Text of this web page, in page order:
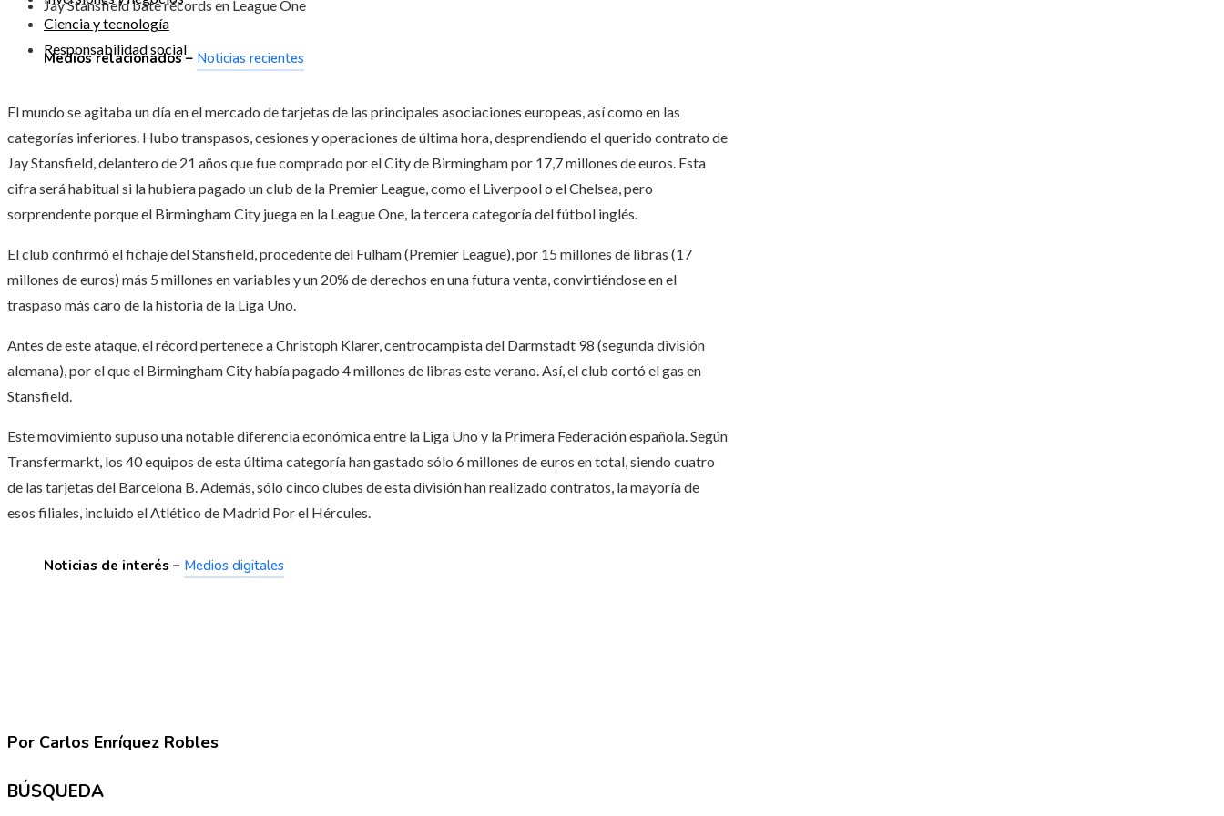
Ciencia y tecnología
Responsabilidad social
Jay Stansfield bate récords en League One
Medios relacionados – Noticias recientes
El mundo se agitaba un día en el mercado de tarjetas de las principales asociaciones europeas, así como en las
categorías inferiores. Hubo transpasos, cesiones y operaciones de última hora, desprendiendo el querido contrato de
Jay Stansfield, delantero de 21 años que fue comprado por el City de Birmingham por 17,7 millones de euros. Esta
cifra será habitual si la hubiera pagado un club de la Premier League, como el Liverpool o el Chelsea, pero
sorprendente porque el Birmingham City juega en la League One, la tercera categoría del fútbol inglés.
El club confirmó el fichaje del Stansfield, procedente del Fulham (Premier League), por 15 millones de libras (17
millones de euros) más 5 millones en variables y un 20% de derechos en una futura venta, convirtiéndose en el
traspaso más caro de la historia de la Liga Uno.
Antes de este ataque, el récord pertenece a Christoph Klarer, centrocampista del Darmstadt 98 (segunda división
alemana), por el que el Birmingham City había pagado 4 millones de libras este verano. Así, el club cortó el gas en
Stansfield.
Este movimiento supuso una notable diferencia económica entre la Liga Uno y la Primera Federación española. Según
Transfermarkt, los 40 equipos de esta última categoría han gastado sólo 6 millones de euros en total, siendo cuatro
de las tarjetas del Barcelona B. Además, sólo cinco clubes de esta división han realizado contratos, la mayoría de
esos filiales, incluido el Atlético de Madrid Por el Hércules.
Noticias de interés – Medios digitales
Por Carlos Enríquez Robles
BÚSQUEDA